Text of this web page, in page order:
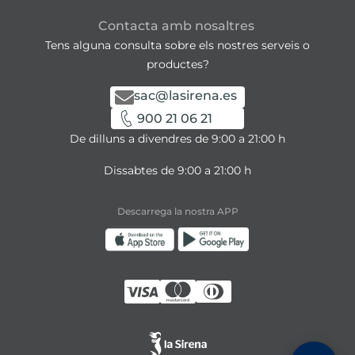
Contacta amb nosaltres
Tens alguna consulta sobre els nostres serveis o
productes?
sac@lasirena.es
900 21 06 21
De dilluns a divendres de 9:00 a 21:00 h
Dissabtes de 9:00 a 21:00 h
Descarrega la nostra APP